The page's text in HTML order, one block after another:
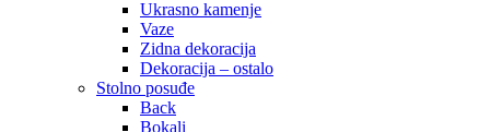
Ukrasno kamenje
Vaze
Zidna dekoracija
Dekoracija – ostalo
Stolno posuđe
Back
Bokali